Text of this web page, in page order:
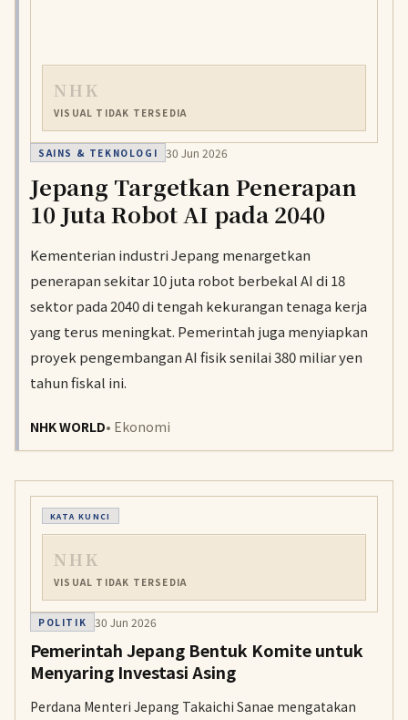
NHK
VISUAL TIDAK TERSEDIA
SAINS & TEKNOLOGI 30 Jun 2026
Jepang Targetkan Penerapan
10 Juta Robot AI pada 2040
Kementerian industri Jepang menargetkan
penerapan sekitar 10 juta robot berbekal AI di 18
sektor pada 2040 di tengah kekurangan tenaga kerja
yang terus meningkat. Pemerintah juga menyiapkan
proyek pengembangan AI fisik senilai 380 miliar yen
tahun fiskal ini.
NHK WORLD• Ekonomi
KATA KUNCI
NHK
VISUAL TIDAK TERSEDIA
POLITIK 30 Jun 2026
Pemerintah Jepang Bentuk Komite untuk
Menyaring Investasi Asing
Perdana Menteri Jepang Takaichi Sanae mengatakan